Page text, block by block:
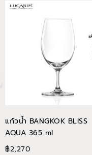
แก้วน้ำ BANGKOK BLISS
AQUA 365 ml
฿2,270